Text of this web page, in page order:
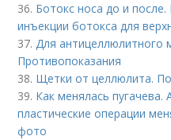
36. Ботокс носа до и
инъекции ботокса для
37.Для антицеллюлитного
Противопоказания
38. Щетки от целлюлита.
39. Как менялась пугачева.
пластические операции
фото